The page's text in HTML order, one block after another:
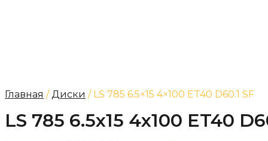
Главная /Диски / LS 785 6.5×15 4×100 ET40 D60.1 SF
LS 785 6.5x15 4x100 ET40